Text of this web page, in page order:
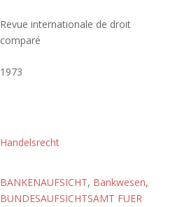
Revue internationale de droit
comparé
1973
Handelsrecht
BANKENAUFSICHT, Bankwesen,
BUNDESAUFSICHTSAMT FUER